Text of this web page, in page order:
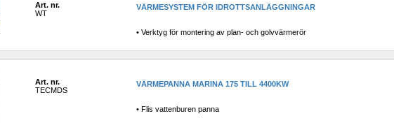
Art. nr.
WT
VÄRMESYSTEM FÖR IDROTTSANLÄGGNINGAR
• Verktyg för montering av plan- och golvvärmerör
Art. nr.
TECMDS
VÄRMEPANNA MARINA 175 TILL 4400KW
• Flis vattenburen panna